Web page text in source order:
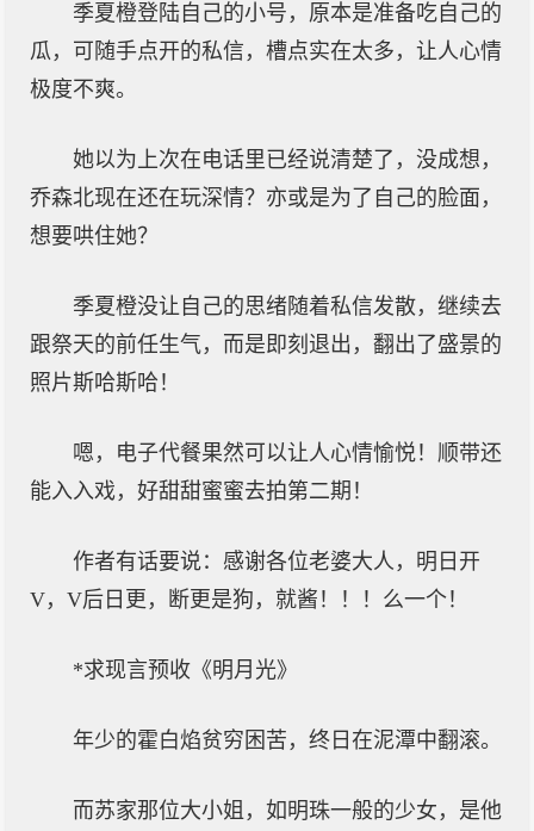
季夏橙登陆自己的小号，原本是准备吃自己的
瓜，可随手点开的私信，槽点实在太多，让人心情
极度不爽。
她以为上次在电话里已经说清楚了，没成想，
乔森北现在还在玩深情？亦或是为了自己的脸面，
想要哄住她？
季夏橙没让自己的思绪随着私信发散，继续去
跟祭天的前任生气，而是即刻退出，翻出了盛景的
照片斯哈斯哈！
嗯，电子代餐果然可以让人心情愉悦！顺带还
能入入戏，好甜甜蜜蜜去拍第二期！
作者有话要说：感谢各位老婆大人，明日开
V，V后日更，断更是狗，就酱！！！么一个！
*求现言预收《明月光》
年少的霍白焰贫穷困苦，终日在泥潭中翻滚。
而苏家那位大小姐，如明珠一般的少女，是他